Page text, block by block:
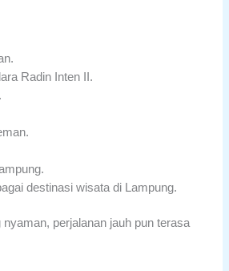
Radin Inten II.
destinasi wisata di Lampung.
perjalanan jauh pun terasa